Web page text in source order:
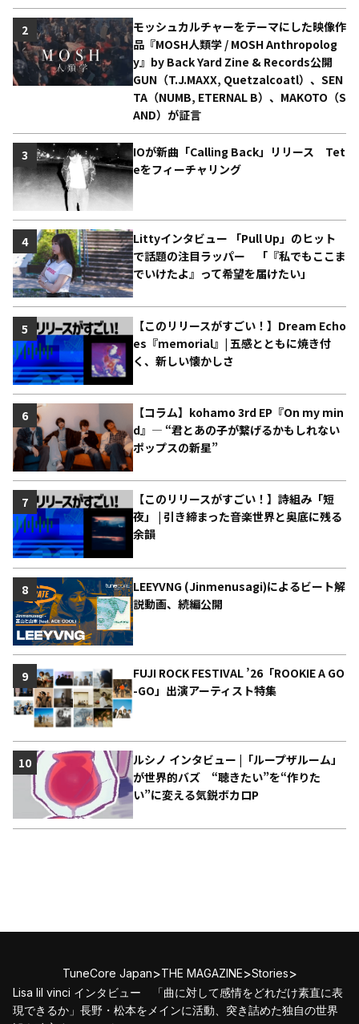
モッシュカルチャーをテーマにした映像作
品『MOSH人類学 / MOSH Anthropolog
y』by Back Yard Zine & Records公開
GUN（T.J.MAXX, Quetzalcoatl）、SEN
TA（NUMB, ETERNAL B）、MAKOTO（S
AND）が証言
2
IOが新曲「Calling Back」リリース Tet
eをフィーチャリング
3
Littyインタビュー 「Pull Up」のヒット
で話題の注目ラッパー 「『私でもここま
でいけたよ』って希望を届けたい」
4
【このリリースがすごい！】Dream Echo
es『memorial』| 五感とともに焼き付
く、新しい懐かしさ
5
【コラム】kohamo 3rd EP『On my min
d』― “君とあの子が繋げるかもしれない
ポップスの新星”
6
【このリリースがすごい！】詩組み「短
夜」 | 引き締まった音楽世界と奥底に残る
余韻
7
LEEYVNG (Jinmenusagi)によるビート解
説動画、続編公開
8
FUJI ROCK FESTIVAL ’26「ROOKIE A GO
-GO」出演アーティスト特集
9
ルシノ インタビュー |「ループザルーム」
が世界的バズ “聴きたい”を“作りた
い”に変える気鋭ボカロP
10
TuneCore Japan>THE MAGAZINE>Stories>
Lisa lil vinci インタビュー 「曲に対して感情をどれだけ素直に表
現できるか」長野・松本をメインに活動、突き詰めた独自の世界